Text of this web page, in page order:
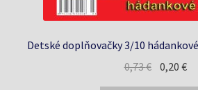
Detské doplňovačky 3/10
0,73€ Pôvodná
0,20€